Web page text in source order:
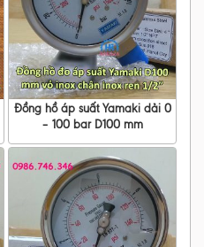
Đồng hồ áp suất Yamaki dải 0
– 100 bar D100 mm